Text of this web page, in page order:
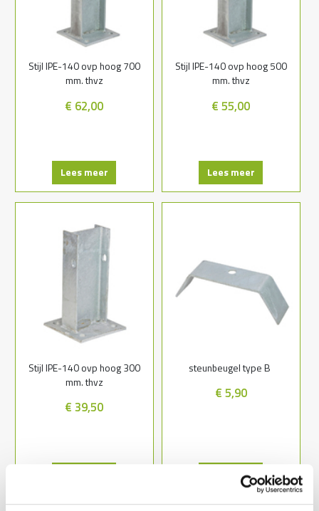
Stijl IPE-140 ovp hoog 700
mm. thvz
€ 62,00
Lees meer
Stijl IPE-140 ovp hoog 500
mm. thvz
€ 55,00
Lees meer
Stijl IPE-140 ovp hoog 300
mm. thvz
€ 39,50
steunbeugel type B
€ 5,90
Lees meer